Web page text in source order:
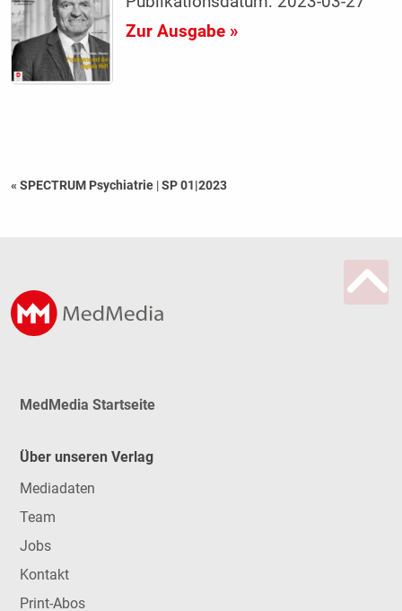
Zur Ausgabe »
« SPECTRUM Psychiatrie |SP 01|2023
MedMedia Startseite
Über unseren Verlag
Mediadaten
Team
Jobs
Kontakt
Print-Abos